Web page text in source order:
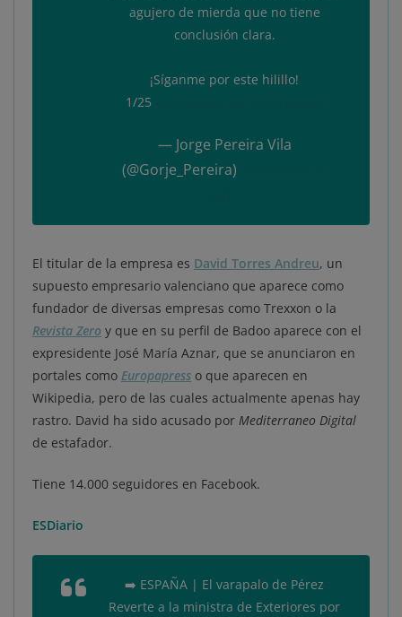
agujero de mierda que no tiene
conclusión clara.
¡Síganme por este hilillo!
1/25
— Jorge Pereira Vila
(@Gorje_Pereira)
El titular de la empresa es David Torres Andreu, un
supuesto empresario valenciano que aparece como
fundador de diversas empresas como Trexxon o la
Revista Zero y que en su perfil de Badoo aparece con el
expresidente José María Aznar, que se anunciaron en
portales como Europapress o que aparecen en
Wikipedia, pero de las cuales actualmente apenas hay
rastro. David ha sido acusado por Mediterraneo Digital
de estafador.
Tiene 14.000 seguidores en Facebook.
ESDiario
➡️ ESPAÑA | El varapalo de Pérez
Reverte a la ministra de Exteriores por